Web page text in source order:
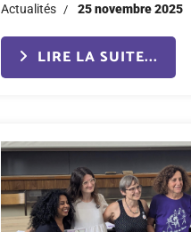
Actualités 25 novembre 2025
LIRE LA SUITE...